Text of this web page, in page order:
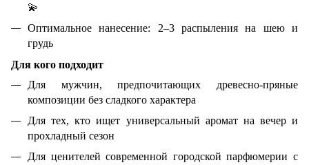
💫
Оптимальное нанесение: 2–3 распыления на шею и
грудь
Для кого подходит
Для мужчин, предпочитающих древесно-пряные
композиции без сладкого характера
Для тех, кто ищет универсальный аромат на вечер и
прохладный сезон
Для ценителей современной городской парфюмерии с